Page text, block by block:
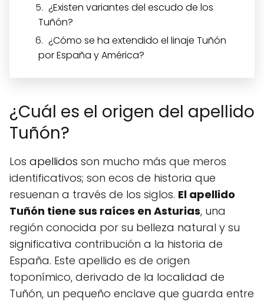
¿Existen variantes del escudo de los
Tuñón?
¿Cómo se ha extendido el linaje Tuñón
por España y América?
¿Cuál es el origen del apellido
Tuñón?
Los apellidos son mucho más que meros
identificativos; son ecos de historia que
resuenan a través de los siglos. El apellido
Tuñón tiene sus raíces en Asturias, una
región conocida por su belleza natural y su
significativa contribución a la historia de
España. Este apellido es de origen
toponímico, derivado de la localidad de
Tuñón, un pequeño enclave que guarda entre